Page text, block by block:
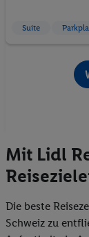
Suite
Mit Lidl
Die beste
Schweiz zu